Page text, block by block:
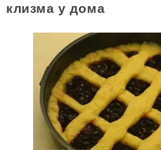
клизма у дома